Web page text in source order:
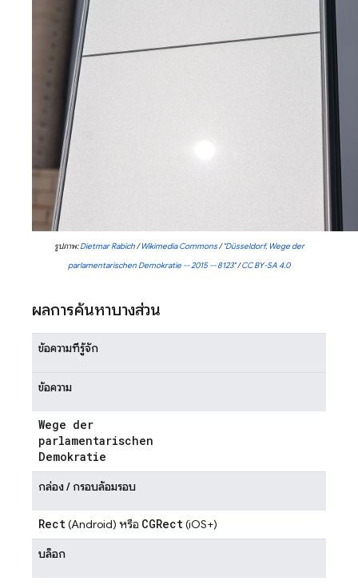
รูปภาพ:Dietmar Rabich/Wikimedia Commons/"Düsseldorf, Wege der
parlamentarischen Demokratie -- 2015 -- 8123"/CC BY-SA 4.0
ผลการค้นหาบางส่วน
ข้อความที่รู้จัก
ข้อความ
Wege der
parlamentarischen
Demokratie
กล่อง / กรอบล้อมรอบ
Rect(Android) หรือ CGRect(iOS+)
บล็อก